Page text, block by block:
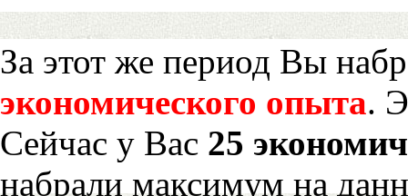
За этот же период Вы
экономического опыта.
Сейчас у Вас 25
набрали максимум на